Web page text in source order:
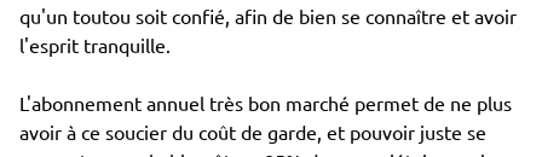
qu'un toutou soit confié, afin de bien se connaître et avoir
l'esprit tranquille.
L'abonnement annuel très bon marché permet de ne plus
avoir à ce soucier du coût de garde, et pouvoir juste se